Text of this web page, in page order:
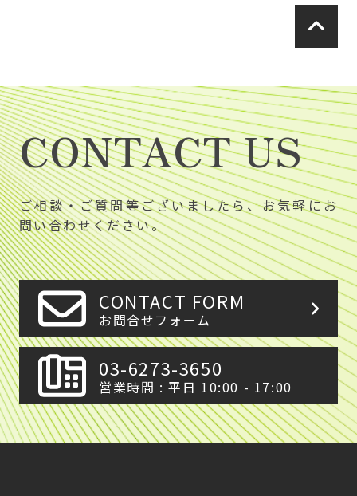
CONTACT US
ご相談・ご質問等ございましたら、お気軽にお
問い合わせください。
CONTACT FORM
お問合せフォーム
03-6273-3650
営業時間 : 平日 10:00 - 17:00